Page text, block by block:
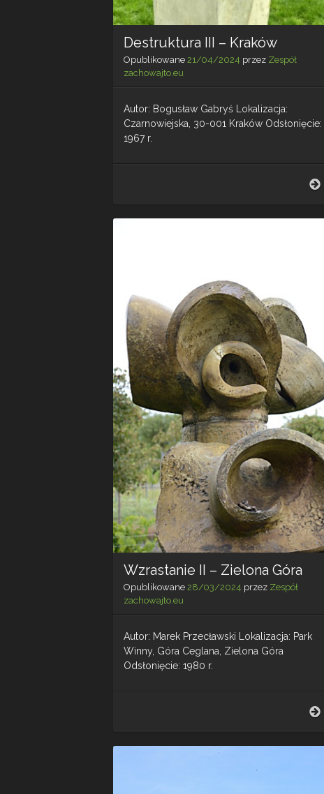
Destruktura III – Kraków
Opublikowane 21/04/2024 przez Zespół
zachowajto.eu
Autor: Bogusław Gabryś Lokalizacja:
Czarnowiejska, 30-001 Kraków Odsłonięcie:
1967 r.
Wzrastanie II – Zielona Góra
Opublikowane 28/03/2024 przez Zespół
zachowajto.eu
Autor: Marek Przecławski Lokalizacja: Park
Winny, Góra Ceglana, Zielona Góra
Odsłonięcie: 1980 r.